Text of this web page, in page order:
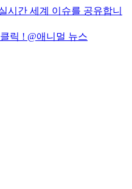
시간 세계 이슈를 공유합니
릭 ! @애니멀 뉴스